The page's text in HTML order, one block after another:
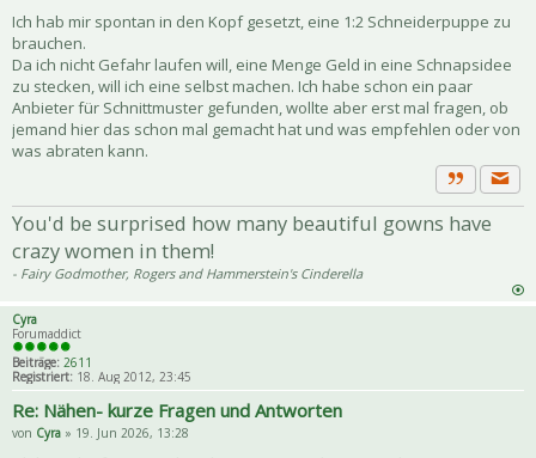
Ich hab mir spontan in den Kopf gesetzt, eine 1:2 Schneiderpuppe zu
brauchen.
Da ich nicht Gefahr laufen will, eine Menge Geld in eine Schnapsidee
zu stecken, will ich eine selbst machen. Ich habe schon ein paar
Anbieter für Schnittmuster gefunden, wollte aber erst mal fragen, ob
jemand hier das schon mal gemacht hat und was empfehlen oder von
was abraten kann.
Zitat
You'd be surprised how many beautiful gowns have
crazy women in them!
- Fairy Godmother, Rogers and Hammerstein's Cinderella
Cyra
Forumaddict
Beiträge: 2611
Registriert: 18. Aug 2012, 23:45
Re: Nähen- kurze Fragen und Antworten
von Cyra » 19. Jun 2026, 13:28